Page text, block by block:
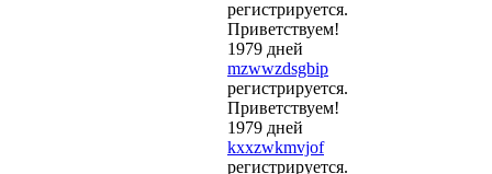
регистрируется.
Приветствуем!
1979 дней
mzwwzdsgbip
регистрируется.
Приветствуем!
1979 дней
kxxzwkmvjof
регистрируется.